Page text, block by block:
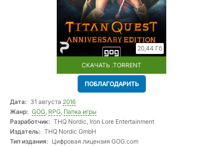
20,44 Гб
СКАЧАТЬ .TORRENT
ПОБЛАГОДАРИТЬ
Дата: 31 августа 2016
Жанр: GOG, RPG, Папка игры
Разработчик: THQ Nordic, Iron Lore Entertainment
Издатель: THQ Nordic GmbH
Тип издания: Цифровая лицензия GOG.com